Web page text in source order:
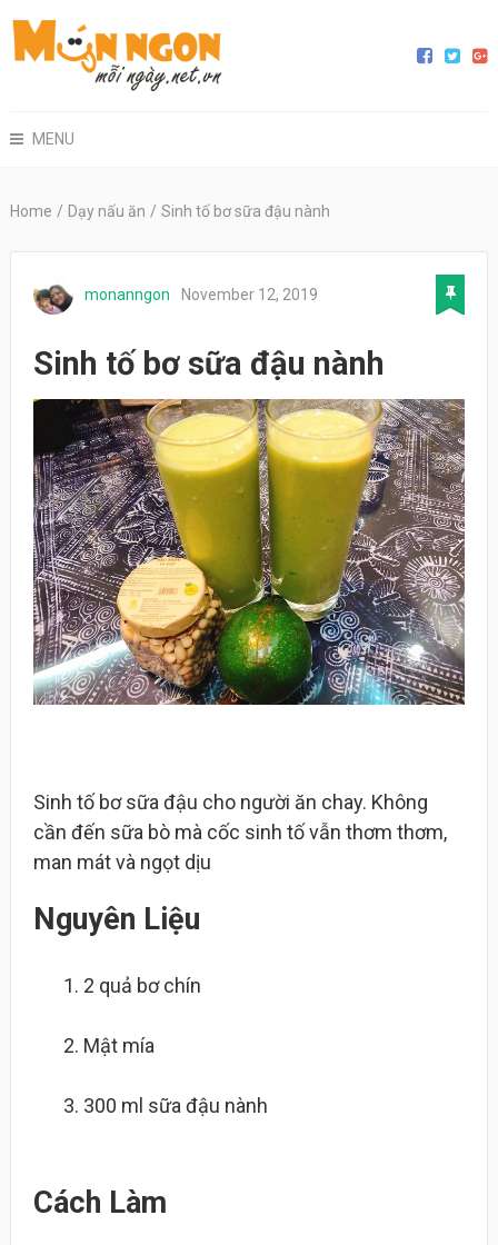
MENU
Home / Dạy nấu ăn / Sinh tố bơ sữa đậu nành
monanngon November 12, 2019
Sinh tố bơ sữa đậu nành
Sinh tố bơ sữa đậu cho người ăn chay. Không
cần đến sữa bò mà cốc sinh tố vẫn thơm thơm,
man mát và ngọt dịu
Nguyên Liệu
2 quả bơ chín
Mật mía
300 ml sữa đậu nành
Cách Làm